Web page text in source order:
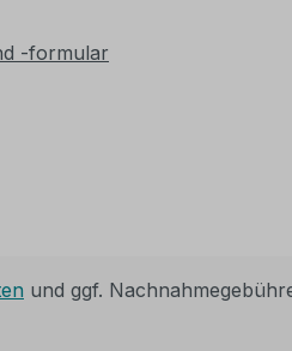
-formular
und ggf.